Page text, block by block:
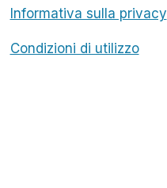
Informativa sulla privacy
Condizioni di utilizzo